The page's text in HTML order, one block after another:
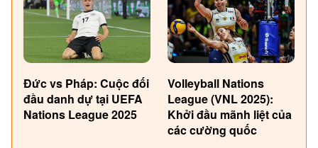
Đức vs Pháp: Cuộc đối
đầu danh dự tại UEFA
Nations League 2025
Volleyball Nations
League (VNL 2025):
Khởi đầu mãnh liệt của
các cường quốc